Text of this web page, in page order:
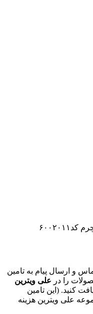
و ارسال پیام به تامین
را در علی ویترین
کنید. (این تامین
علی ویترین هزینه